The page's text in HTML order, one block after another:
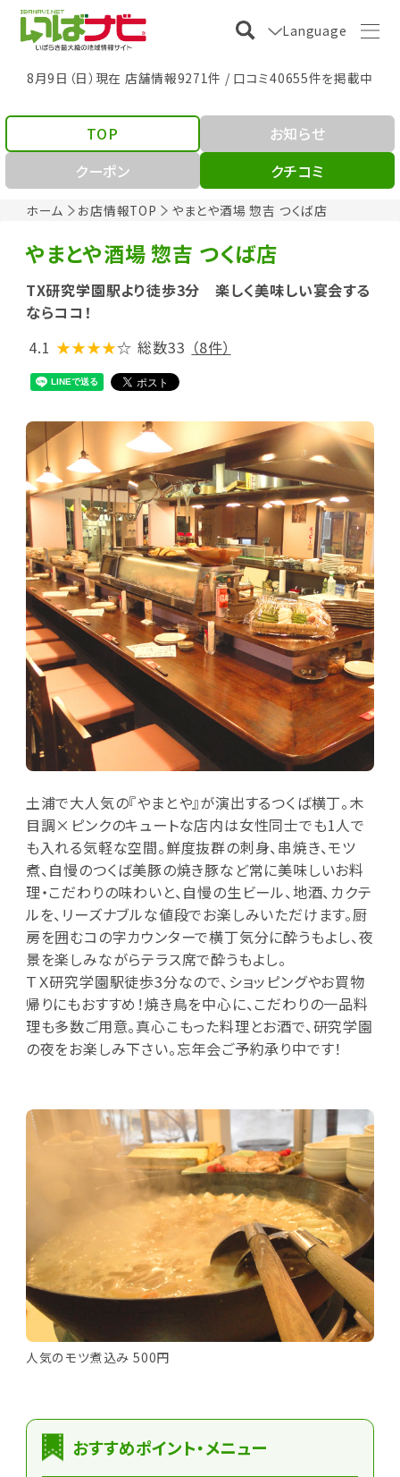
Language
8月9日（日）現在 店舗情報9271件 / 口コミ40655件を掲載中
ホーム お店情報TOP やまとや酒場 惣吉 つくば店
TOP
お知らせ
クーポン
クチコミ
やまとや酒場 惣吉 つくば店
TX研究学園駅より徒歩3分 楽しく美味しい宴会する
ならココ！
4.1 ★★★★☆ 総数33 （8件）
土浦で大人気の『やまとや』が演出するつくば横丁。木
目調×ピンクのキュートな店内は女性同士でも1人で
も入れる気軽な空間。鮮度抜群の刺身、串焼き、モツ
煮、自慢のつくば美豚の焼き豚など常に美味しいお料
理・こだわりの味わいと、自慢の生ビール、地酒、カクテ
ルを、リーズナブルな値段でお楽しみいただけます。厨
房を囲むコの字カウンターで横丁気分に酔うもよし、夜
景を楽しみながらテラス席で酔うもよし。
ＴＸ研究学園駅徒歩3分なので、ショッピングやお買物
帰りにもおすすめ！焼き鳥を中心に、こだわりの一品料
理も多数ご用意。真心こもった料理とお酒で、研究学園
の夜をお楽しみ下さい。忘年会ご予約承り中です！
人気のモツ煮込み 500円
おすすめポイント・メニュー